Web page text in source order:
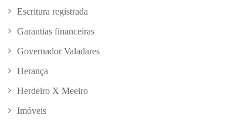
Escritura registrada
Garantias financeiras
Governador Valadares
Herança
Herdeiro X Meeiro
Imóveis